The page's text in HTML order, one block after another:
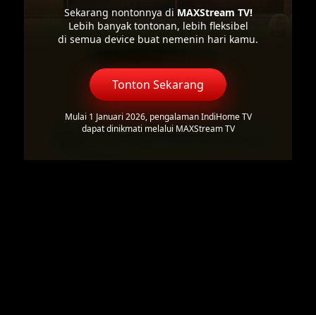
Sekarang nontonnya di MAXStream TV!
Lebih banyak tontonan, lebih fleksibel
di semua device buat nemenin hari kamu.
Tonton Sekarang
Mulai 1 Januari 2026, pengalaman IndiHome TV
dapat dinikmati melalui MAXStream TV